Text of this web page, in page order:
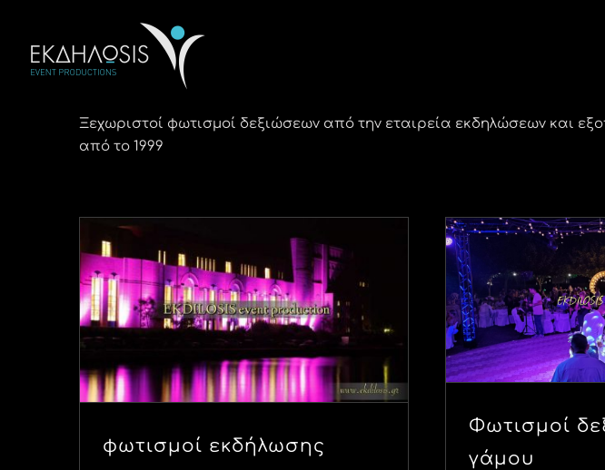
περιεχόμενο
Ξεχωριστοί φωτισμοί δεξιώσεων από την εταιρεία εκδηλώσεων και
από το 1999
φωτισμοί εκδήλωσης
Φωτισμοί
γάμου